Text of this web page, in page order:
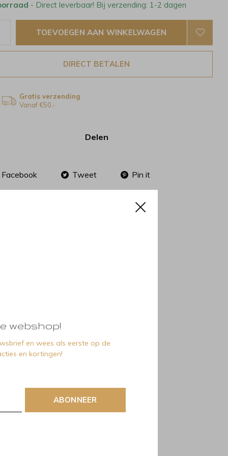
webshop!
en wees als eerste op de
en kortingen!
ABONNEER
- Direct leverbaar! Bij verzending: 1-2 dagen
TOEVOEGEN AAN WINKELWAGEN
DIRECT BETALEN
Gratis verzending
Vanaf €50,-
Delen
Facebook Tweet
Pin it
Whatsapp